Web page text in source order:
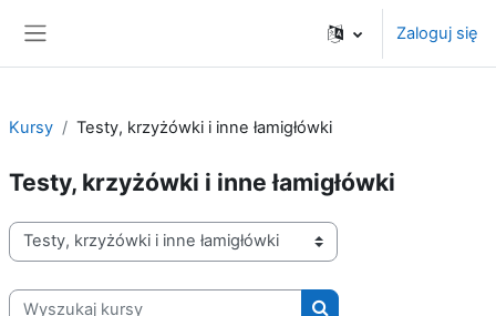
Zaloguj się
Kursy Testy, krzyżówki i inne łamigłówki
Testy, krzyżówki i inne łamigłówki
Kategorie kursów
Wyszukaj kursy